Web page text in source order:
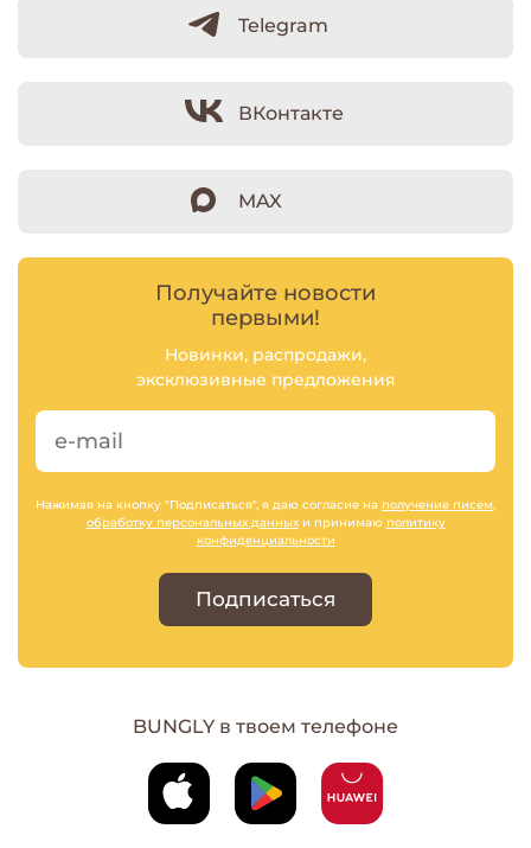
Telegram
ВКонтакте
MAX
Получайте новости
первыми!
Новинки, распродажи,
эксклюзивные предложения
Нажимая на кнопку "Подписаться", я даю согласие на получение писем,
обработку персональных данныхи принимаю политику
конфиденциальности
Подписаться
BUNGLY в твоем телефоне